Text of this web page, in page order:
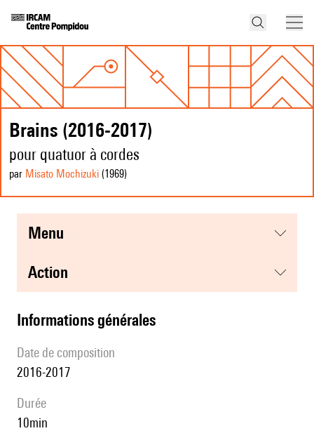
Brains (2016-2017)
pour quatuor à cordes
par Misato Mochizuki (1969)
menu
action
informations générales
date de composition
2016-2017
durée
10min